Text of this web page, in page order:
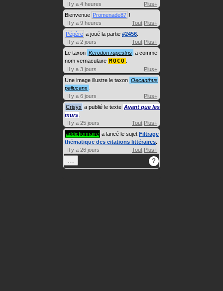
Il y a 4 heures
Plus+
Bienvenue Promenade87 !
Il y a 9 heures
Tout Plus+
Pépère a joué la partie #2456
Il y a 2 jours
Tout Plus+
Le taxon Kerodon rupestris a comme
nom vernaculaire MOCO
Il y a 3 jours
Plus+
Une image illustre le taxon Oecanthus
pellucens
Il y a 6 jours
Plus+
Crisyx a publié le texte Avant que les
murs
Il y a 25 jours
Tout Plus+
addictionnaire a lancé le sujet Filtrage
thématique des citations littéraires
Il y a 26 jours
Tout Plus+
?